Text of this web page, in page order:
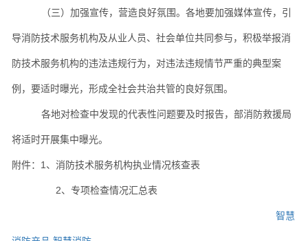
（三）加强宣传，营造良好氛围。各地要加强媒体宣传，引
导消防技术服务机构及从业人员、社会单位共同参与，积极举报消
防技术服务机构的违法违规行为，对违法违规情节严重的典型案
例，要适时曝光，形成全社会共治共管的良好氛围。
各地对检查中发现的代表性问题要及时报告，部消防救援局
将适时开展集中曝光。
附件：1、消防技术服务机构执业情况核查表
2、专项检查情况汇总表
智慧